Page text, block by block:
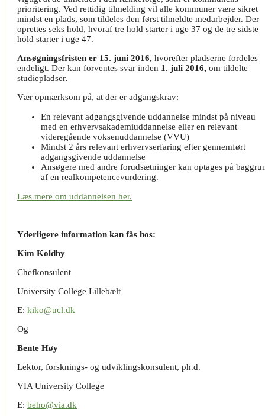
prioritering. Ved rettidig tilmelding vil alle kommuner være sikret
mindst en plads, som tildeles den først tilmeldte medarbejder. Der
oprettes seks hold, hvoraf tre hold starter i uge 37 og de tre sidste
hold starter i uge 47.
Ansøgningsfristen er 15. juni 2016, hvorefter pladserne fordeles
endeligt. Der kan forventes svar inden 1. juli 2016, om tildelte
studiepladser.
Vær opmærksom på, at der er adgangskrav:
En relevant adgangsgivende uddannelse mindst på niveau
med en erhvervsakademiuddannelse eller en relevant
videregående voksenuddannelse (VVU)
Mindst 2 års relevant erhvervserfaring efter gennemført
adgangsgivende uddannelse
Ansøgere med andre forudsætninger kan optages på
af en realkompetencevurdering.
Læs mere om uddannelsen her.
Yderligere information kan fås hos:
Kim Koldby
Chefkonsulent
University College Lillebælt
E: kiko@ucl.dk
Og
Bente Høy
Lektor, forsknings- og udviklingskonsulent, ph.d.
VIA University College
E: beho@via.dk